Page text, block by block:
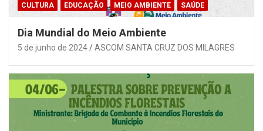
CULTURA
EDUCAÇÃO MEIO AMBIENTE SAÚDE
Dia Mundial do Meio Ambiente
5 de junho de 2024 ASCOM SANTA CRUZ DOS MILAGRES